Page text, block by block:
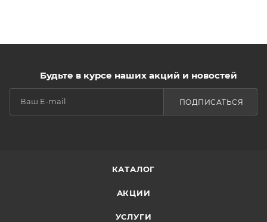
Будьте в курсе наших акций и новостей
ПОДПИСАТЬСЯ
КАТАЛОГ
АКЦИИ
УСЛУГИ